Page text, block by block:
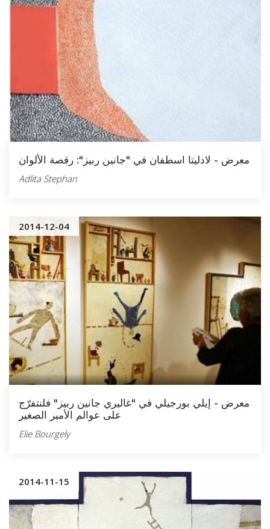
معرض - لادليتا اسطفان في "جانين ربيز": رقصة الألوان
Adlita Stephan
2014-12-04
معرض - إيلي بورجيلي في "غاليري جانين ربيز" فلنتفرّج
على عوالم الأمير الصغير
Elie Bourgely
2014-11-15